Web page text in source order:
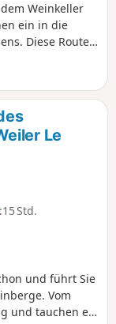
Weinkeller
ein in die
Diese Route
Aufstieg, aber
zu
nur Vorteile
Le
Std.
und führt Sie
Vom
und tauchen ein